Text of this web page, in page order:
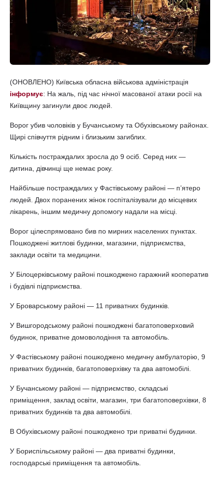
(ОНОВЛЕНО) Київська обласна військова адміністрація
інформує: На жаль, під час нічної масованої атаки росії на
Київщину загинули двоє людей.
Ворог убив чоловіків у Бучанському та Обухівському районах.
Щирі співчуття рідним і близьким загиблих.
Кількість постраждалих зросла до 9 осіб. Серед них —
дитина, дівчинці ще немає року.
Найбільше постраждалих у Фастівському районі — п’ятеро
людей. Двох поранених жінок госпіталізували до місцевих
лікарень, іншим медичну допомогу надали на місці.
Ворог цілеспрямовано бив по мирних населених пунктах.
Пошкоджені житлові будинки, магазини, підприємства,
заклади освіти та медицини.
У Білоцерківському районі пошкоджено гаражний кооператив
і будівлі підприємства.
У Броварському районі — 11 приватних будинків.
У Вишгородському районі пошкоджені багатоповерховий
будинок, приватне домоволодіння та автомобіль.
У Фастівському районі пошкоджено медичну амбулаторію, 9
приватних будинків, багатоповерхівку та два автомобілі.
У Бучанському районі — підприємство, складські
приміщення, заклад освіти, магазин, три багатоповерхівки, 8
приватних будинків та два автомобілі.
В Обухівському районі пошкоджено три приватні будинки.
У Бориспільському районі — два приватні будинки,
господарські приміщення та автомобіль.